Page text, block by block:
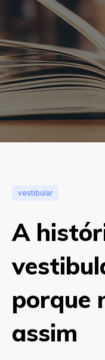
vestibular
A
porque
assim